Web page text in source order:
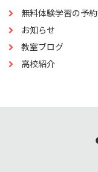
無料体験学習の予約
お知らせ
教室ブログ
高校紹介